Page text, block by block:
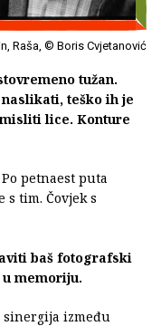
Raša, © Boris Cvjetanović
tužan.
teško ih je
lice. Konture
petnaest puta
tim. Čovjek s
baš fotografski
memoriju.
između